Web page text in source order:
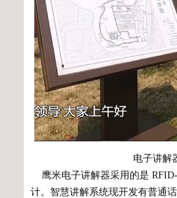
电子讲解
鹰米电子讲解器采用的是
计。智慧讲解系统现开发有普通